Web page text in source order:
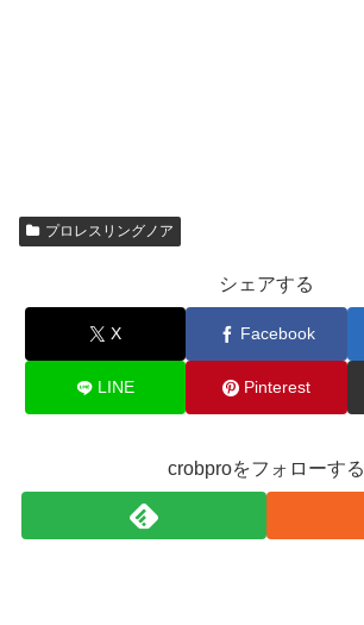
プロレスリングノア
シェアする
X Facebook
LINE Pinterest
crobproをフォローする